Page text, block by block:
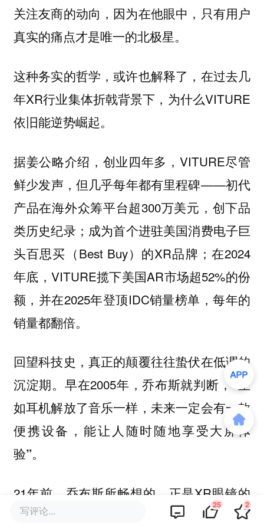
关注友商的动向，因为在他眼中，只有用户
真实的痛点才是唯一的北极星。
这种务实的哲学，或许也解释了，在过去几
年XR行业集体折戟背景下，为什么VITURE
依旧能逆势崛起。
据姜公略介绍，创业四年多，VITURE尽管
鲜少发声，但几乎每年都有里程碑——初代
产品在海外众筹平台超300万美元，创下品
类历史纪录；成为首个进驻美国消费电子巨
头百思买（Best Buy）的XR品牌；在2024
年底，VITURE揽下美国AR市场超52%的份
额，并在2025年登顶IDC销量榜单，每年的
销量都翻倍。
回望科技史，真正的颠覆往往蛰伏在低调的
沉淀期。早在2005年，乔布斯就判断，“正
如耳机解放了音乐一样，未来一定会有一款
便携设备，能让人随时随地享受大屏体
验”。
21年前，乔布斯所畅想的，正是XR眼镜的
原型。尽管他没能亲手实现这个梦想，如
写评论... 25 2